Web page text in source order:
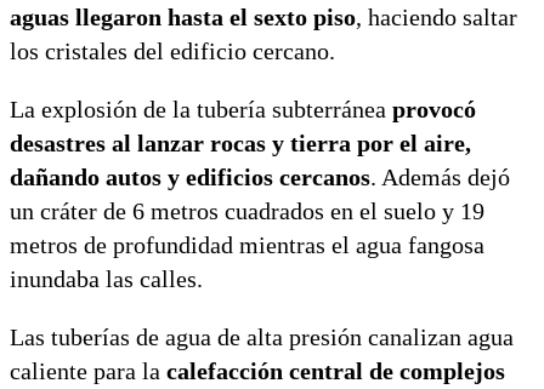
aguas llegaron hasta el sexto piso, haciendo saltar
los cristales del edificio cercano.
La explosión de la tubería subterránea provocó
desastres al lanzar rocas y tierra por el aire,
dañando autos y edificios cercanos. Además dejó
un cráter de 6 metros cuadrados en el suelo y 19
metros de profundidad mientras el agua fangosa
inundaba las calles.
Las tuberías de agua de alta presión canalizan agua
caliente para la calefacción central de complejos